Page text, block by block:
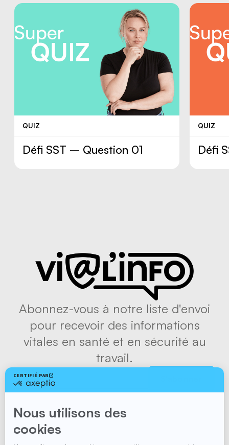
https://www.cnesst.gouv.qc.ca/sites/
a-la-chaleur.pdf
QUIZ
Défi SST – Question 01
QUIZ
Défi
Abonnez-vous à notre liste d'envoi
pour recevoir des informations
vitales en santé et en sécurité au
travail.